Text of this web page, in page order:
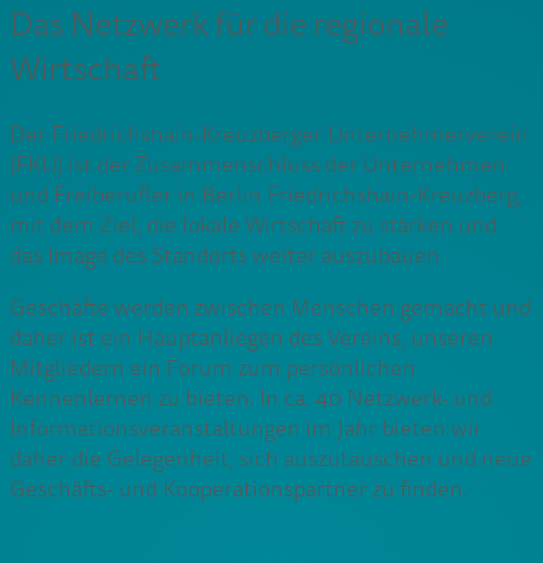
Das Netzwerk für die regionale
Wirtschaft
Der Friedrichshain-Kreuzberger Unternehmerverein
(FKU) ist der Zusammenschluss der Unternehmen
und Freiberufler in Berlin Friedrichshain-Kreuzberg,
mit dem Ziel, die lokale Wirtschaft zu stärken und
das Image des Standorts weiter auszubauen.
Geschäfte werden zwischen Menschen gemacht und
daher ist ein Hauptanliegen des Vereins, unseren
Mitgliedern ein Forum zum persönlichen
Kennenlernen zu bieten. In ca. 40 Netzwerk- und
Informationsveranstaltungen im Jahr bieten wir
daher die Gelegenheit, sich auszutauschen und neue
Geschäfts- und Kooperationspartner zu finden.